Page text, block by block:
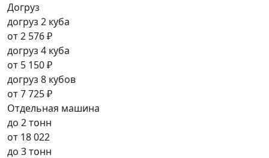
Догруз
догруз 2 куба
от2 576 ₽
догруз 4 куба
от 5 150 ₽
догруз 8 кубов
от7 725 ₽
Отдельная машина
до 2 тонн
от 18 022
до 3 тонн